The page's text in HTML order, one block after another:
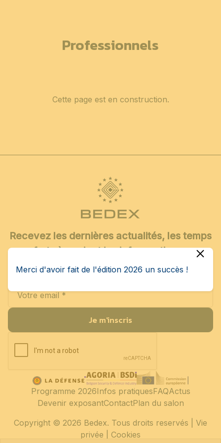
Professionnels
Cette page est en construction.
Recevez les dernières actualités, les temps
forts à venir et les infos pratiques
directement dans votre boîte mail.
Je m'inscris
Copyright © 2026 Bedex. Tous droits reservés | Vie
privée
Cookies
Programme 2026Infos pratiquesFAQActus
Devenir exposantContactPlan du salon
Merci d'avoir fait de l'édition 2026 un succès !